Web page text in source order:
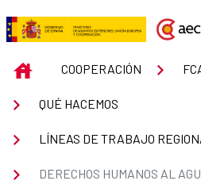
Skip to Main Content
Derechos
INICIOCOOPERACIÓN
QUÉ HACEMOS
LÍNEAS DE TRABAJO